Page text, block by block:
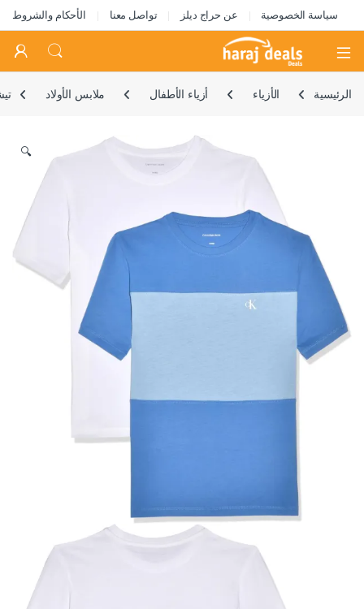
سياسة الخصوصية عن حراج ديلز تواصل معنا الأحكام والشروط
Open
الرئيسية الأزياء أزياء الأطفال ملابس الأولاد
🔍